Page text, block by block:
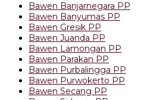
Bawen Banjarnegara PP
Bawen Banyumas PP
Bawen Gresik PP
Bawen Juanda PP
Bawen Lamongan PP
Bawen Parakan PP
Bawen Purbalingga PP
Bawen Purwokerto PP
Bawen Secang PP